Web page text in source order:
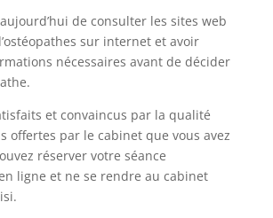
de consulter les sites web
sur internet et avoir
nécessaires avant de décider
et convaincus par la qualité
offertes par le cabinet que vous avez
réserver votre séance
ligne et ne se rendre au cabinet